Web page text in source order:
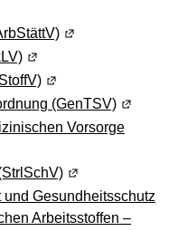
einem neuen Fenster
(Wird in einem
(Wird in einem neuen
(Wird in einem
(GenTSV) (Wird in
Vorsorge
Fenster geöffnet)
(Wird in einem
Gesundheitsschutz
Arbeitsstoffen –